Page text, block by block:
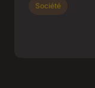
Société